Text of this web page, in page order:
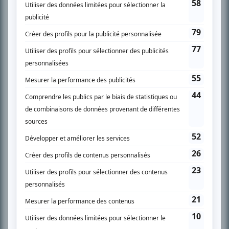
SUR LE RÉSEAU BIZZ MÉDIA
Accueil
Liste des oeuvres
Liste des comédiens
Recherche avancée
À propos
Nous contacter
Termes et conditions
Politique de confidentialité